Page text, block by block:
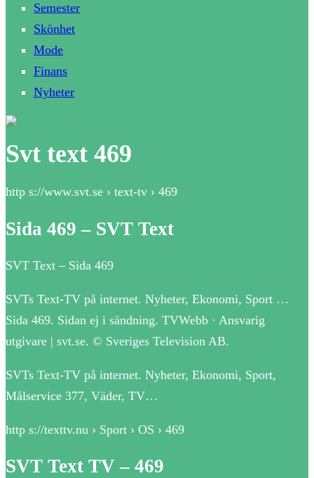
Semester
Skönhet
Mode
Finans
Nyheter
Svt text 469
http s://www.svt.se › text-tv › 469
Sida 469 – SVT Text
SVT Text – Sida 469
SVTs Text-TV på internet. Nyheter, Ekonomi, Sport …
Sida 469. Sidan ej i sändning. TVWebb · Ansvarig
utgivare | svt.se. © Sveriges Television AB.
SVTs Text-TV på internet. Nyheter, Ekonomi, Sport,
Målservice 377, Väder, TV…
http s://texttv.nu › Sport › OS › 469
SVT Text TV – 469